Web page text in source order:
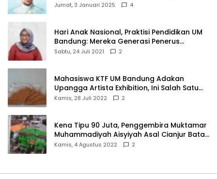
Jumat, 3 Januari 2025 4
Hari Anak Nasional, Praktisi Pendidikan UM
Bandung: Mereka Generasi Penerus
Bangsa
Sabtu, 24 Juli 2021 2
Mahasiswa KTF UM Bandung Adakan
Upangga Artista Exhibition, Ini Salah Satu
Karyanya
Kamis, 28 Juli 2022 2
Kena Tipu 90 Juta, Penggembira Muktamar
Muhammadiyah Aisyiyah Asal Cianjur Batal
ke Solo
Kamis, 4 Agustus 2022 2